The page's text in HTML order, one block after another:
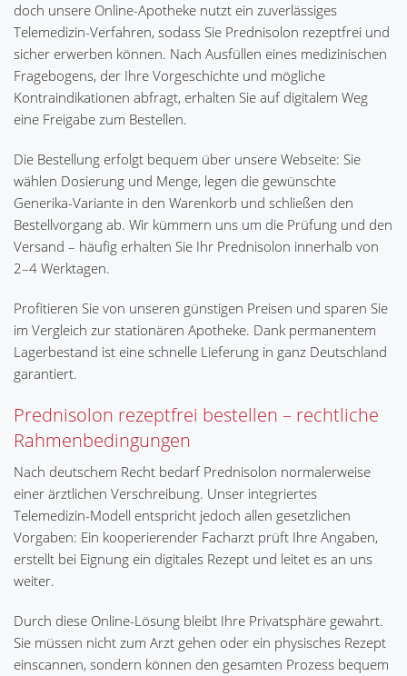
doch unsere Online-Apotheke nutzt ein zuverlässiges
Telemedizin-Verfahren, sodass Sie Prednisolon rezeptfrei und
sicher erwerben können. Nach Ausfüllen eines medizinischen
Fragebogens, der Ihre Vorgeschichte und mögliche
Kontraindikationen abfragt, erhalten Sie auf digitalem Weg
eine Freigabe zum Bestellen.
Die Bestellung erfolgt bequem über unsere Webseite: Sie
wählen Dosierung und Menge, legen die gewünschte
Generika-Variante in den Warenkorb und schließen den
Bestellvorgang ab. Wir kümmern uns um die Prüfung und den
Versand – häufig erhalten Sie Ihr Prednisolon innerhalb von
2–4 Werktagen.
Profitieren Sie von unseren günstigen Preisen und sparen Sie
im Vergleich zur stationären Apotheke. Dank permanentem
Lagerbestand ist eine schnelle Lieferung in ganz Deutschland
garantiert.
Prednisolon rezeptfrei bestellen – rechtliche
Rahmenbedingungen
Nach deutschem Recht bedarf Prednisolon normalerweise
einer ärztlichen Verschreibung. Unser integriertes
Telemedizin-Modell entspricht jedoch allen gesetzlichen
Vorgaben: Ein kooperierender Facharzt prüft Ihre Angaben,
erstellt bei Eignung ein digitales Rezept und leitet es an uns
weiter.
Durch diese Online-Lösung bleibt Ihre Privatsphäre gewahrt.
Sie müssen nicht zum Arzt gehen oder ein physisches Rezept
einscannen, sondern können den gesamten Prozess bequem